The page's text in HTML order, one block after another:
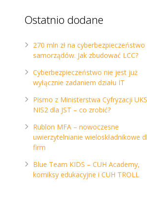
Ostatnio dodane
270 mln zł na cyberbezpieczeństwo
samorządów. Jak zbudować LCC?
Cyberbezpieczeństwo nie jest już
wyłącznie zadaniem działu IT
Pismo z Ministerstwa Cyfryzacji
NIS2 dla JST – co zrobić?
Rublon MFA – nowoczesne
uwierzytelnianie wieloskładnikowe
firm
Blue Team KIDS – CUH Academy,
komiksy edukacyjne i CUH TROLL